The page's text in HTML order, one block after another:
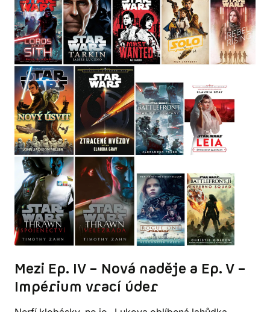
Mezi Ep. IV – Nová naděje a Ep. V –
Impérium vrací úder